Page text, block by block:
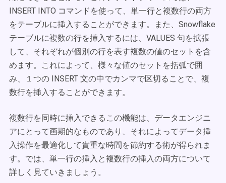
INSERT INTO コマンドを使って、単一行と複数行の両方
をテーブルに挿入することができます。また、Snowflake
テーブルに複数の行を挿入するには、VALUES 句を拡張
して、それぞれが個別の行を表す複数の値のセットを含
めます。これによって、様々な値のセットを括弧で囲
み、１つの INSERT 文の中でカンマで区切ることで、複
数行を挿入することができます。
複数行を同時に挿入できるこの機能は、データエンジニ
アにとって画期的なものであり、それによってデータ挿
入操作を最適化して貴重な時間を節約する術が得られま
す。では、単一行の挿入と複数行の挿入の両方について
詳しく見ていきましょう。